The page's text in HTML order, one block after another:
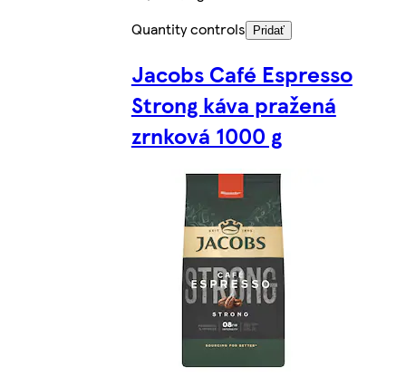
Quantity controls
Pridať
Jacobs Café Espresso
Strong káva pražená
zrnková 1000 g